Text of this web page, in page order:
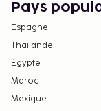
service : 69
Animaux de
par jour
Les
aucuns frais.
La liste ci-
Pays
Espagne
Thaïlande
Égypte
Maroc
Mexique